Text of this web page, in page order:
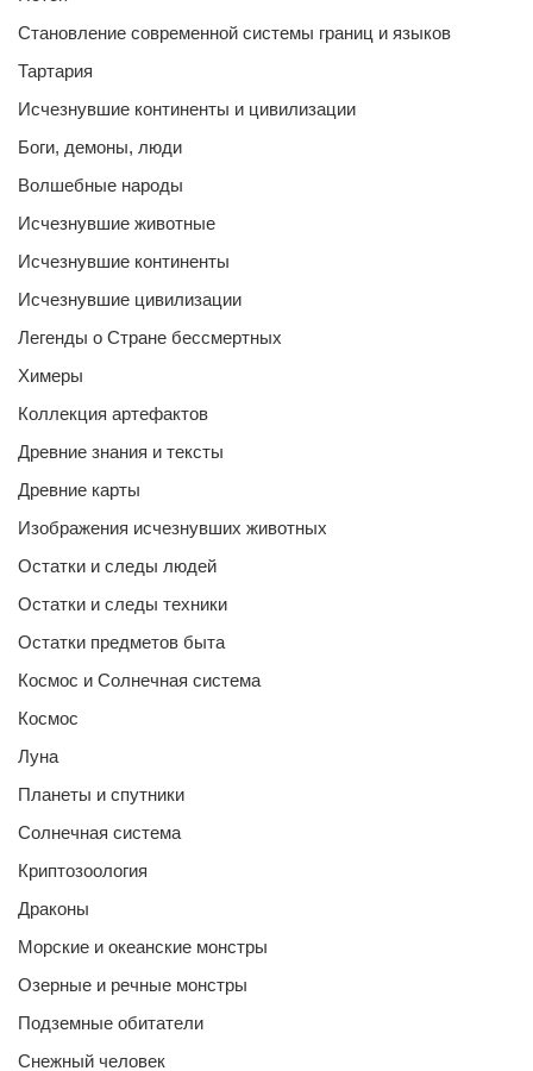
Становление современной системы границ и языков
Тартария
Исчезнувшие континенты и цивилизации
Боги, демоны, люди
Волшебные народы
Исчезнувшие животные
Исчезнувшие континенты
Исчезнувшие цивилизации
Легенды о Стране бессмертных
Химеры
Коллекция артефактов
Древние знания и тексты
Древние карты
Изображения исчезнувших животных
Остатки и следы людей
Остатки и следы техники
Остатки предметов быта
Космос и Солнечная система
Космос
Луна
Планеты и спутники
Солнечная система
Криптозоология
Драконы
Морские и океанские монстры
Озерные и речные монстры
Подземные обитатели
Снежный человек